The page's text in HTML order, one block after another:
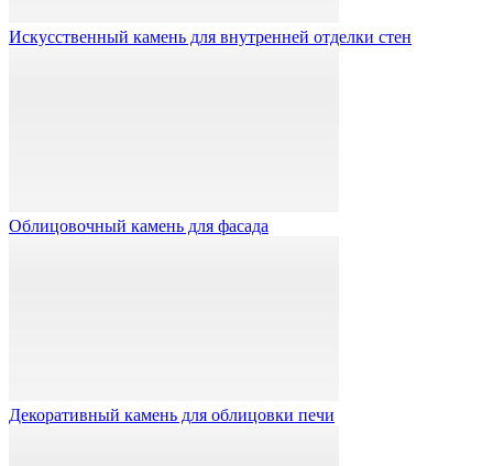
Искусственный камень для внутренней отделки стен
Облицовочный камень для фасада
Декоративный камень для облицовки печи